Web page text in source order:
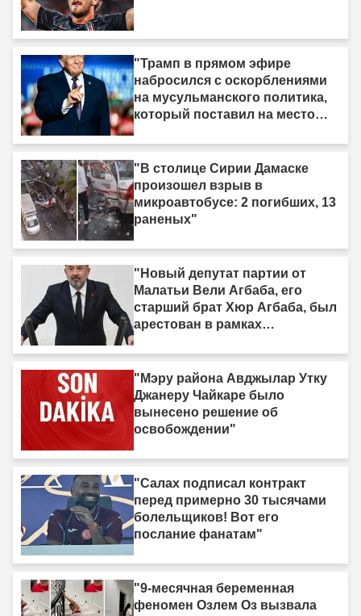
"Трамп в прямом эфире
набросился с оскорблениями
на мусульманского политика,
который поставил на место
смотрю на него, я вижу только
дерьмо»"
"В столице Сирии Дамаске
произошел взрыв в
микроавтобусе: 2 погибших, 13
раненых"
"Новый депутат партии от
Малатьи Вели Агбаба, его
старший брат Хюр Агбаба, был
арестован в рамках
"Мэру района Авджылар Утку
Джанеру Чайкаре было
вынесено решение об
освобождении"
"Салах подписал контракт
перед примерно 30 тысячами
болельщиков! Вот его
послание фанатам"
"9-месячная беременная
феномен Озлем Оз вызвала